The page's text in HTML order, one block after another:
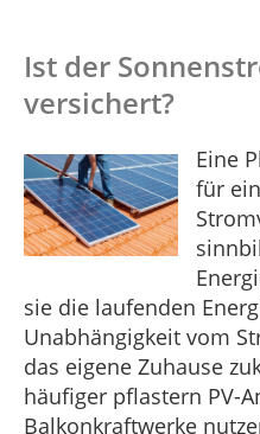
Ist der
versichert?
Eine
für
sie die laufenden
Unabhängigkeit vom
das eigene Zuhause
häufiger pflastern PV-
Balkonkraftwerke